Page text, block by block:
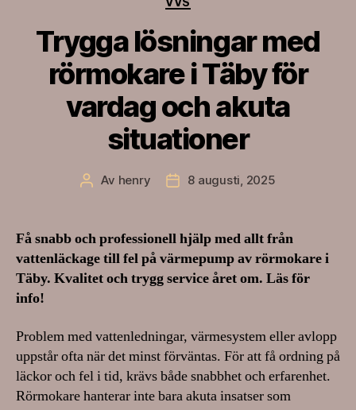
Trygga lösningar med
rörmokare i Täby för
vardag och akuta
situationer
Inläggsförfattare
Av henry Inläggsdatum
8 augusti, 2025
Få snabb och professionell hjälp med allt från
vattenläckage till fel på värmepump av rörmokare i
Täby. Kvalitet och trygg service året om. Läs för
info!
Problem med vattenledningar, värmesystem eller avlopp
uppstår ofta när det minst förväntas. För att få ordning på
läckor och fel i tid, krävs både snabbhet och erfarenhet.
Rörmokare hanterar inte bara akuta insatser som